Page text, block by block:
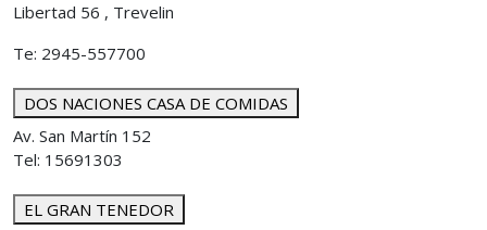
Libertad 56 , Trevelin
Te: 2945-557700
DOS NACIONES CASA DE COMIDAS
Av. San Martín 152
Tel: 15691303
EL GRAN TENEDOR